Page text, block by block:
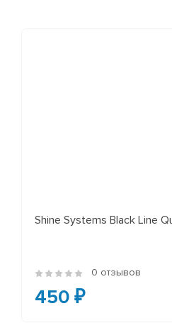
Shine Systems Black Line
0 отзывов
450 ₽